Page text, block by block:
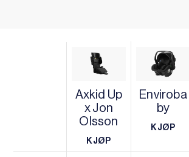
Axkid Up
x Jon
Olsson
KJØP
KJØP
Enviroba
by
KJØP